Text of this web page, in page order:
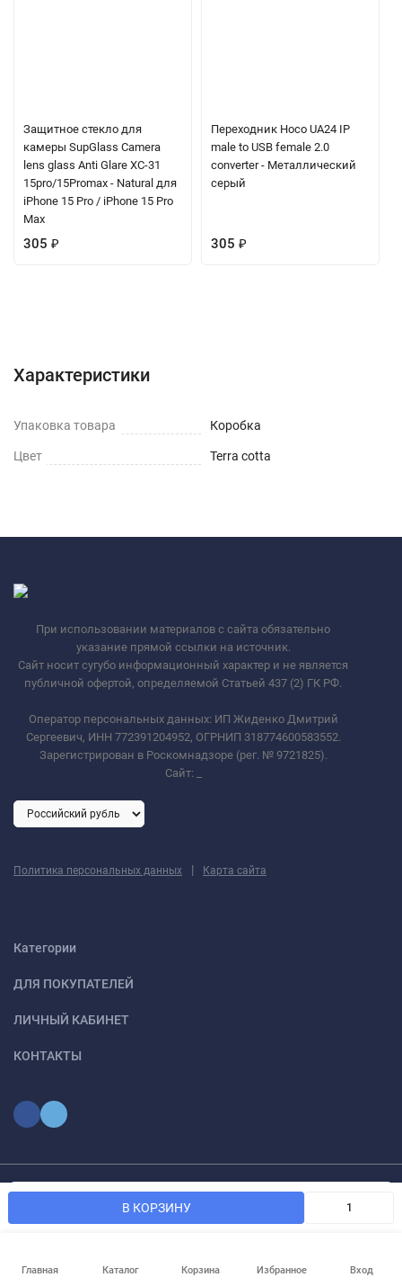
В КОРЗИНУ
Защитное стекло для
камеры SupGlass Camera
lens glass Anti Glare XC-31
15pro/15Promax - Natural для
iPhone 15 Pro / iPhone 15 Pro
Max
305 ₽
Переходник Hoco UA24 IP
male to USB female 2.0
converter - Металлический
серый
305 ₽
Характеристики
Упаковка товара Коробка
Цвет Terra cotta
При использовании материалов с сайта обязательно
указание прямой ссылки на источник.
Сайт носит сугубо информационный характер и не является
публичной офертой, определяемой Статьей 437 (2) ГК РФ.
Оператор персональных данных: ИП Жиденко Дмитрий
Сергеевич, ИНН 772391204952, ОГРНИП 318774600583552.
Зарегистрирован в Роскомнадзоре (рег. № 9721825).
Сайт:
Политика персональных данных | Карта сайта
Категории
ДЛЯ ПОКУПАТЕЛЕЙ
ЛИЧНЫЙ КАБИНЕТ
КОНТАКТЫ
Главная Каталог Корзина Избранное Вход